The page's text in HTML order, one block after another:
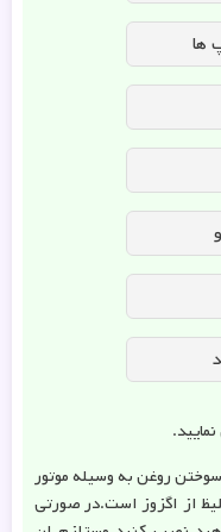
ها
روغن به وسیله موتور
از اگزوز است.در صورتی